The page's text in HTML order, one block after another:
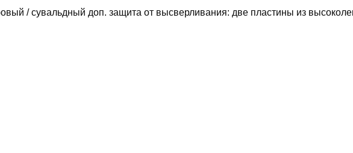
/ сувальдный доп. защита от высверливания: две пластины из